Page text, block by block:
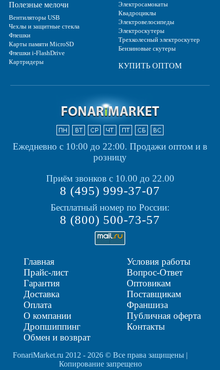
Полезные мелочи
Вентиляторы USB
Чехлы и защитные стекла
Флешки
Карты памяти MicroSD
Флешки i-FlashDrive
Картридеры
Электросамокаты
Квадроциклы
Электровелосипеды
Электроскутеры
Трехколесный электроскутер
Бензиновые скутеры
КУПИТЬ ОПТОМ
Ежедневно с 10:00 до 22:00. Продажи оптом и в
розницу
Приём звонков с 10.00 до 22.00
8 (495) 999-37-07
Бесплатный номер по России:
8 (800) 500-73-57
Главная
Прайс-лист
Гарантия
Доставка
Оплата
О компании
Дропшиппинг
Обмен и возврат
Условия работы
Вопрос-Ответ
Оптовикам
Поставщикам
Франшиза
Публичная оферта
Контакты
FonariMarket.ru 2012 - 2026 © Все права защищены |
Копирование запрещено